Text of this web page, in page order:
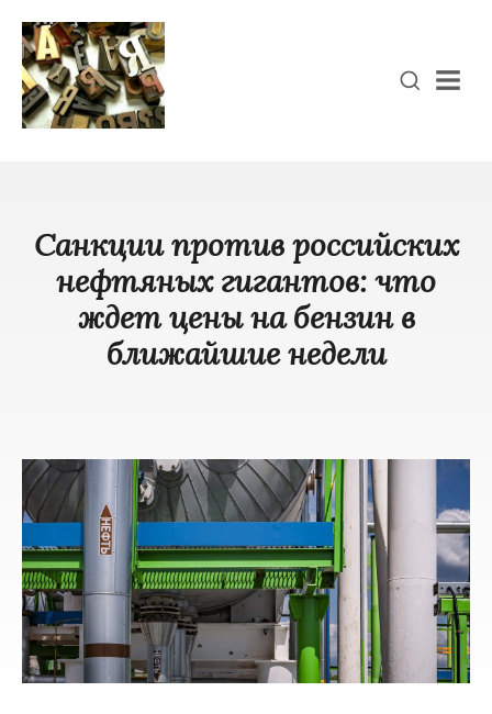
Санкции против российских
нефтяных гигантов: что
ждет цены на бензин в
ближайшие недели